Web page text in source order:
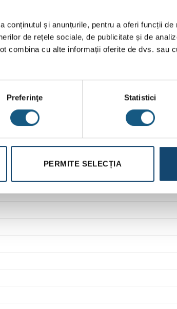
conținutul și anunțurile, pentru a oferi funcții
de rețele sociale, de publicitate și de
combina cu alte informații oferite de dvs. sau
Preferinţe Statistici
PERMITE SELECȚIA